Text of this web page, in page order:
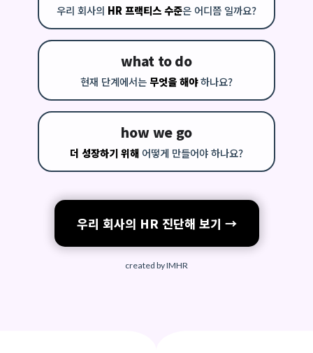
우리 회사의 HR 프랙티스 수준은 어디쯤 일까요?
what to do
현재 단계에서는 무엇을 해야하나요?
how we go
더 성장하기 위해 어떻게 만들어야 하나요?
우리 회사의 HR 진단해 보기 →
created by IMHR